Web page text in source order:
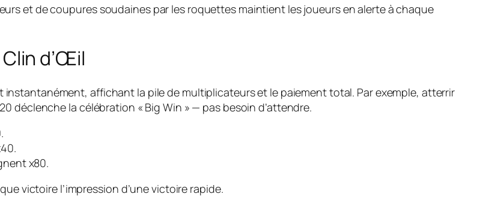
et de coupures soudaines par les roquettes maintient les joueurs en alerte à chaque
d’Œil
affichant la pile de multiplicateurs et le paiement total. Par exemple, atterrir
déclenche la célébration « Big Win » — pas besoin d’attendre.
x80.
victoire l’impression d’une victoire rapide.